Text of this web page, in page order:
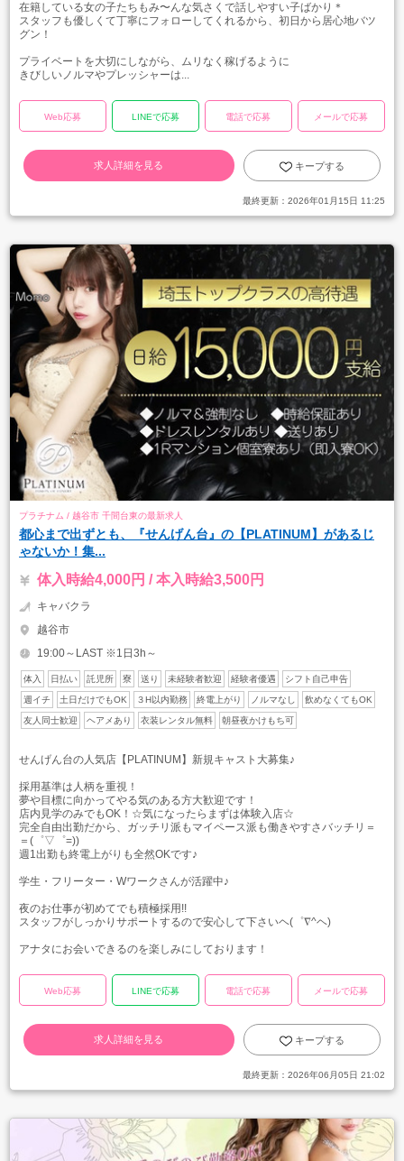
在籍している女の子たちもみ〜んな気さくで話しやすい子ばかり＊
スタッフも優しくて丁寧にフォローしてくれるから、初日から居心地バツ
グン！
プライベートを大切にしながら、ムリなく稼げるように
きびしいノルマやプレッシャーは...
Web応募 LINEで応募 電話で応募 メールで応募
求人詳細を見る キープする
最終更新： 2026年01月15日 11:25
プラチナム / 越谷市 千間台東の最新求人
都心まで出ずとも、『せんげん台』の【PLATINUM】があるじ
ゃないか！集...
体入時給4,000円 / 本入時給3,500円
キャバクラ
越谷市
19:00～LAST ※1日3h～
体入 日払い 託児所 寮 送り 未経験者歓迎 経験者優遇 シフト自己申告
週イチ 土日だけでもOK ３H以内勤務 終電上がり ノルマなし 飲めなくてもOK
友人同士歓迎 ヘアメあり 衣装レンタル無料 朝昼夜かけもち可
せんげん台の人気店【PLATINUM】新規キャスト大募集♪
採用基準は人柄を重視！
夢や目標に向かってやる気のある方大歓迎です！
店内見学のみでもOK！☆気になったらまずは体験入店☆
完全自由出勤だから、ガッチリ派もマイペース派も働きやすさバッチリ＝
＝(゜▽゜=))
週1出勤も終電上がりも全然OKです♪
学生・フリーター・Wワークさんが活躍中♪
夜のお仕事が初めてでも積極採用!!
スタッフがしっかりサポートするので安心して下さいヘ(゜∇^ヘ)
アナタにお会いできるのを楽しみにしております！
Web応募 LINEで応募 電話で応募 メールで応募
求人詳細を見る キープする
最終更新： 2026年06月05日 21:02